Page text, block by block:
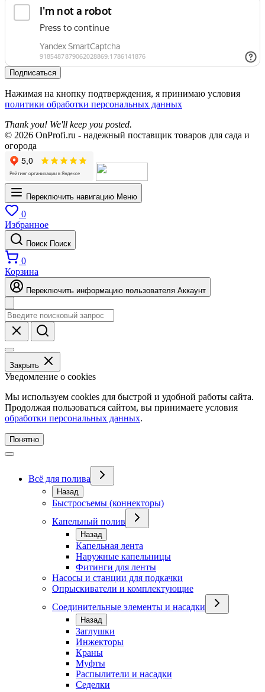
Подписаться
Нажимая на кнопку подтверждения, я принимаю условия
политики обработки персональных данных
Thank you! We'll keep you posted.
© 2026 OnProfi.ru - надежный поставщик товаров для сада и
огорода
Переключить навигацию Меню
0
Избранное
Поиск Поиск
0
Корзина
Переключить информацию пользователя Аккаунт
Закрыть
Уведомление о cookies
Мы используем cookies для быстрой и удобной работы сайта.
Продолжая пользоваться сайтом, вы принимаете условия
обработки персональных данных.
Понятно
Всё для полива
Назад
Быстросъемы (коннекторы)
Капельный полив
Назад
Капельная лента
Наружные капельницы
Фитинги для ленты
Насосы и станции для подкачки
Опрыскиватели и комплектующие
Соединительные элементы и насадки
Назад
Заглушки
Инжекторы
Краны
Муфты
Распылители и насадки
Седелки